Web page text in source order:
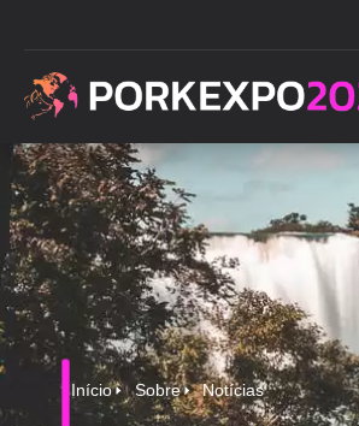
Início Sobre Notícias